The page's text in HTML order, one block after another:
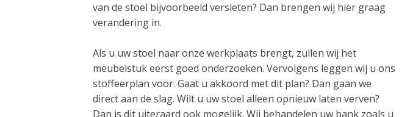
van de stoel bijvoorbeeld versleten? Dan brengen wij hier graag
verandering in.
Als u uw stoel naar onze werkplaats brengt, zullen wij het
meubelstuk eerst goed onderzoeken. Vervolgens leggen wij u ons
stoffeerplan voor. Gaat u akkoord met dit plan? Dan gaan we
direct aan de slag. Wilt u uw stoel alleen opnieuw laten verven?
Dan is dit uiteraard ook mogelijk. Wij behandelen uw bank zoals u